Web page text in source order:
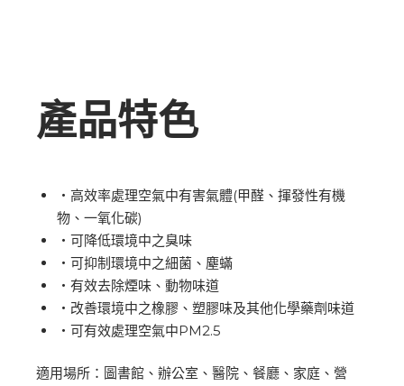
產品特色
‧ 高效率處理空氣中有害氣體(甲醛、揮發性有機
物、一氧化碳)
‧ 可降低環境中之臭味
‧ 可抑制環境中之細菌、塵蟎
‧ 有效去除煙味、動物味道
‧ 改善環境中之橡膠、塑膠味及其他化學藥劑味道
‧ 可有效處理空氣中PM2.5
適用場所：圖書館、辦公室、醫院、餐廳、家庭、 營